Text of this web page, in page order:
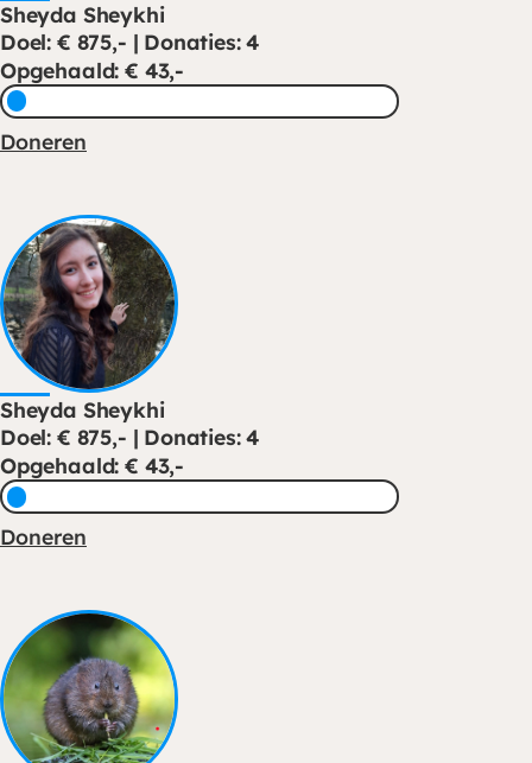
Sheyda Sheykhi
Doel: € 875,- | Donaties: 4
Opgehaald: € 43,-
Doneren
Sheyda Sheykhi
Doel: € 875,- | Donaties: 4
Opgehaald: € 43,-
Doneren